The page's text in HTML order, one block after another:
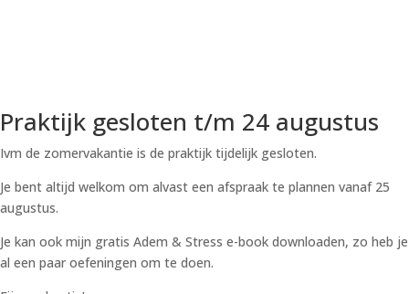
Praktijk gesloten t/m 24 augustus
Ivm de zomervakantie is de praktijk tijdelijk gesloten.
Je bent altijd welkom om alvast een afspraak te plannen vanaf 25
augustus.
Je kan ook mijn gratis Adem & Stress e-book downloaden, zo heb je
al een paar oefeningen om te doen.